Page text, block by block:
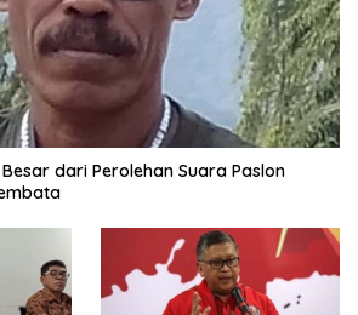
dari Perolehan Suara Paslon